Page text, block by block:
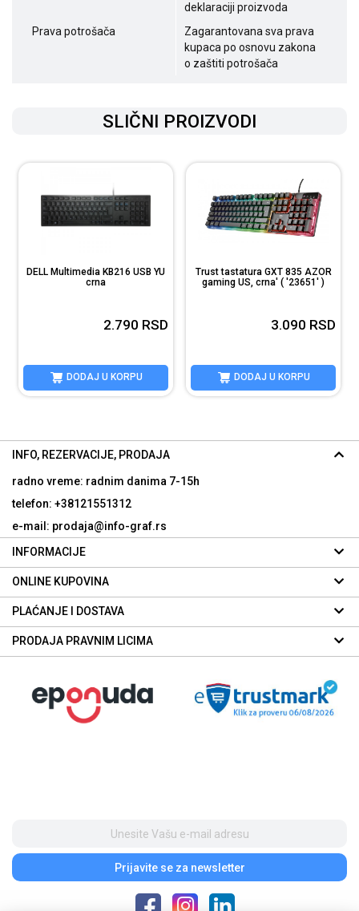
deklaraciji proizvoda
Prava potrošača
Zagarantovana sva prava
kupaca po osnovu zakona
o zaštiti potrošača
SLIČNI PROIZVODI
DELL Multimedia KB216 USB YU
crna
2.790 RSD
DODAJ U KORPU
Trust tastatura GXT 835 AZOR
gaming US, crna' ( '23651' )
3.090 RSD
DODAJ U KORPU
Prijavite se za newsletter
INFO, REZERVACIJE, PRODAJA
radno vreme: radnim danima 7-15h
telefon: +38121551312
e-mail: prodaja@info-graf.rs
INFORMACIJE
ONLINE KUPOVINA
PLAĆANJE I DOSTAVA
PRODAJA PRAVNIM LICIMA